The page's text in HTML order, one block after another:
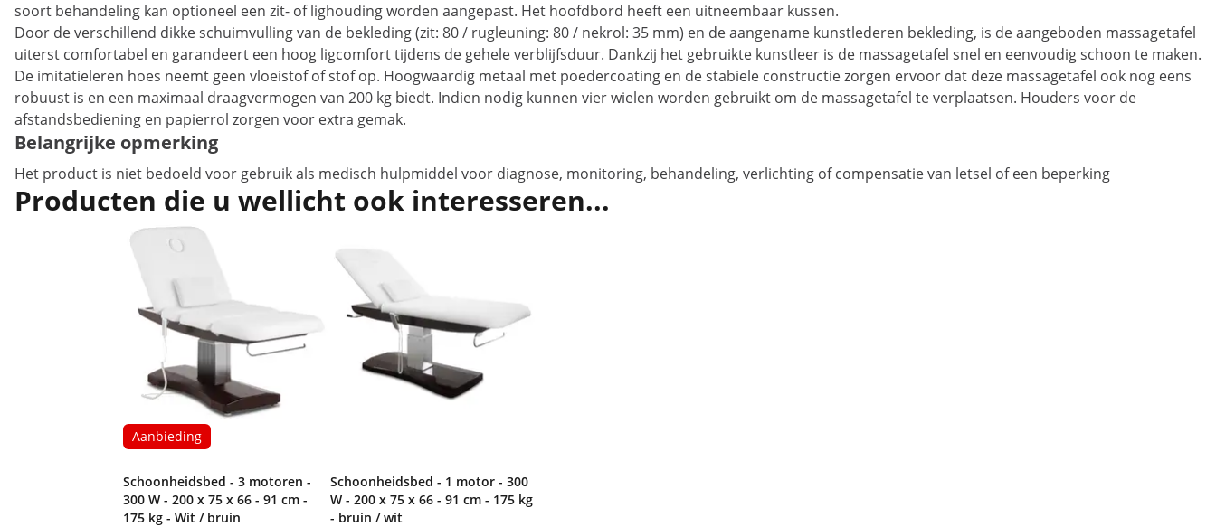
soort behandeling kan optioneel een zit- of lighouding worden aangepast. Het hoofdbord heeft een uitneembaar kussen.
Door de verschillend dikke schuimvulling van de bekleding (zit: 80 / rugleuning: 80 / nekrol: 35 mm) en de aangename kunstlederen bekleding, is de aangeboden massagetafel
uiterst comfortabel en garandeert een hoog ligcomfort tijdens de gehele verblijfsduur. Dankzij het gebruikte kunstleer is de massagetafel snel en eenvoudig schoon te maken.
De imitatieleren hoes neemt geen vloeistof of stof op. Hoogwaardig metaal met poedercoating en de stabiele constructie zorgen ervoor dat deze massagetafel ook nog eens
robuust is en een maximaal draagvermogen van 200 kg biedt. Indien nodig kunnen vier wielen worden gebruikt om de massagetafel te verplaatsen. Houders voor de
afstandsbediening en papierrol zorgen voor extra gemak.
Belangrijke opmerking
Het product is niet bedoeld voor gebruik als medisch hulpmiddel voor diagnose, monitoring, behandeling, verlichting of compensatie van letsel of een beperking
Producten die u wellicht ook interesseren...
Aanbieding
Schoonheidsbed - 3 motoren -
300 W - 200 x 75 x 66 - 91 cm -
175 kg - Wit / bruin
Schoonheidsbed - 1 motor - 300
W - 200 x 75 x 66 - 91 cm - 175 kg
- bruin / wit